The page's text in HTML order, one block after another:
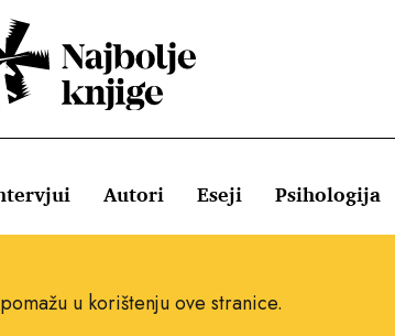
Autori Eseji Psihologija
u korištenju ove stranice.